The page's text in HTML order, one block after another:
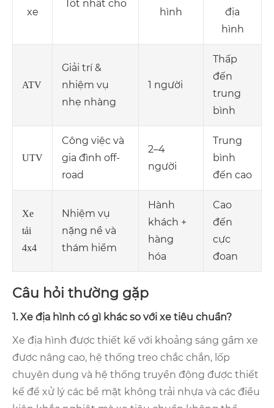
xe
Tốt nhất cho
hình
địa
hình
ATV
Giải trí &
nhiệm vụ
nhẹ nhàng
1 người
Thấp
đến
trung
bình
UTV
Công việc và
gia đình off-
road
2–4
người
Trung
bình
đến cao
Xe
tải
4x4
Nhiệm vụ
nặng nề và
thám hiểm
Hành
khách +
hàng
hóa
Cao
đến
cực
đoan
Câu hỏi thường gặp
1. Xe địa hình có gì khác so với xe tiêu chuẩn?
Xe địa hình được thiết kế với khoảng sáng gầm xe
được nâng cao, hệ thống treo chắc chắn, lốp
chuyên dụng và hệ thống truyền động được thiết
kế để xử lý các bề mặt không trải nhựa và các điều